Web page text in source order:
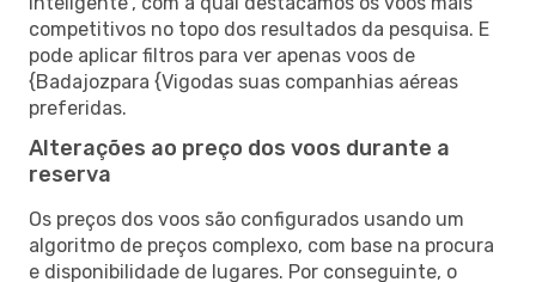
competitivos no topo dos resultados da pesquisa. E
pode aplicar filtros para ver apenas voos de
{Badajozpara {Vigodas suas companhias aéreas
preferidas.
Alterações ao preço dos voos durante a
reserva
Os preços dos voos são configurados usando um
algoritmo de preços complexo, com base na procura
e disponibilidade de lugares. Por conseguinte, o